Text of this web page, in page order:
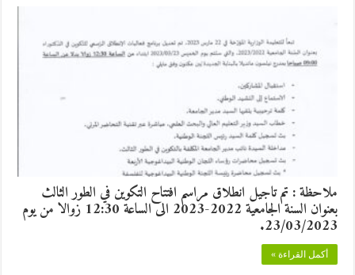
ملاحظة : تم تاجيل انطلاق مراسم افتتاح التكوين في الطور الثالث
بعنوان السنة الجامعية 2022-2023 الى الساعة 12:30 زوالا من يوم
23/03/2023.
أكمل القراءة »